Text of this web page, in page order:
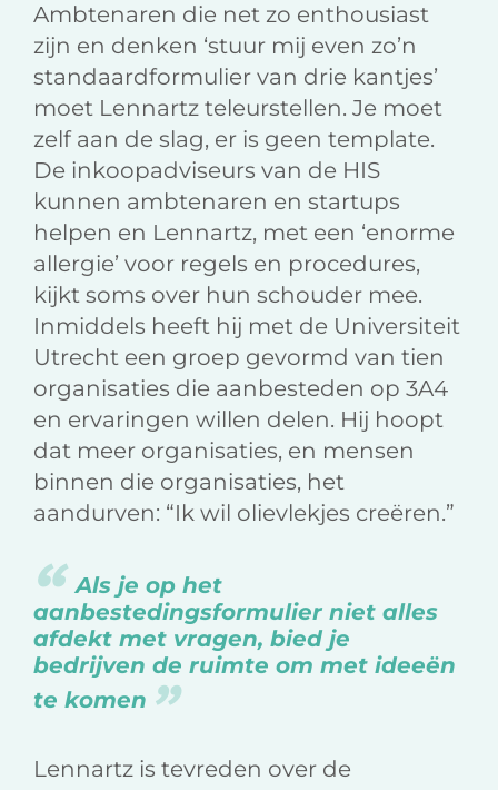
Ambtenaren die net zo enthousiast
zijn en denken ‘stuur mij even zo’n
standaardformulier van drie kantjes’
moet Lennartz teleurstellen. Je moet
zelf aan de slag, er is geen template.
De inkoopadviseurs van de HIS
kunnen ambtenaren en startups
helpen en Lennartz, met een ‘enorme
allergie’ voor regels en procedures,
kijkt soms over hun schouder mee.
Inmiddels heeft hij met de Universiteit
Utrecht een groep gevormd van tien
organisaties die aanbesteden op 3A4
en ervaringen willen delen. Hij hoopt
dat meer organisaties, en mensen
binnen die organisaties, het
aandurven: “Ik wil olievlekjes creëren.”
Als je op het
aanbestedingsformulier niet alles
afdekt met vragen, bied je
bedrijven de ruimte om met ideeën
te komen
Lennartz is tevreden over de